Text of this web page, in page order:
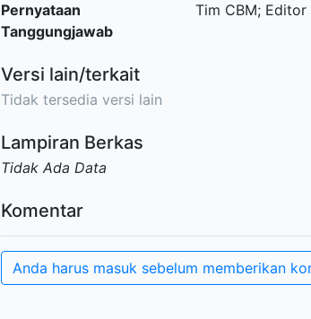
Pernyataan
Tanggungjawab
Tim CBM;
Versi lain/terkait
Tidak tersedia versi lain
Lampiran Berkas
Tidak Ada Data
Komentar
Anda harus masuk sebelum memberikan